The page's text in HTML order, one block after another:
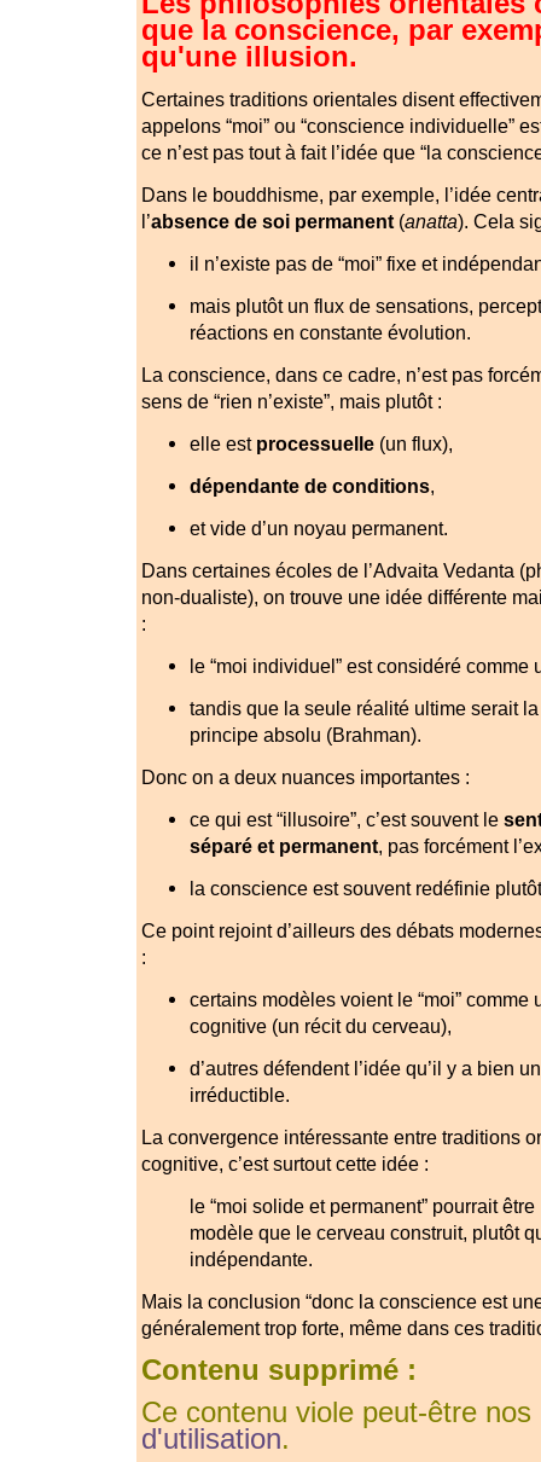
que la conscience, par
qu'une illusion.
Certaines traditions orientales disent
appelons “moi” ou “conscience individuelle”
ce n’est pas tout à fait l’idée que “la
Dans le bouddhisme, par exemple, l’idée
l’absence de soi permanent (anatta). Cela
il n’existe pas de “moi” fixe et
mais plutôt un flux de sensations,
réactions en constante évolution.
La conscience, dans ce cadre, n’est pas
sens de “rien n’existe”, mais plutôt :
elle est processuelle (un flux),
dépendante de conditions
et vide d’un noyau permanent.
Dans certaines écoles de l’Advaita Vedanta
non-dualiste), on trouve une idée différente
:
le “moi individuel” est considéré comme
tandis que la seule réalité ultime serait
principe absolu (Brahman).
Donc on a deux nuances importantes :
ce qui est “illusoire”, c’est souvent le
séparé et permanent , pas forcément
la conscience est souvent redéfinie
Ce point rejoint d’ailleurs des débats
:
certains modèles voient le “moi” comme
cognitive (un récit du cerveau),
d’autres défendent l’idée qu’il y a bien
irréductible.
La convergence intéressante entre traditions
cognitive, c’est surtout cette idée :
le “moi solide et permanent” pourrait
modèle que le cerveau construit, plutôt
indépendante.
Mais la conclusion “donc la conscience est
généralement trop forte, même dans ces
Contenu supprimé :
Ce contenu viole peut-être nos
d'utilisation.